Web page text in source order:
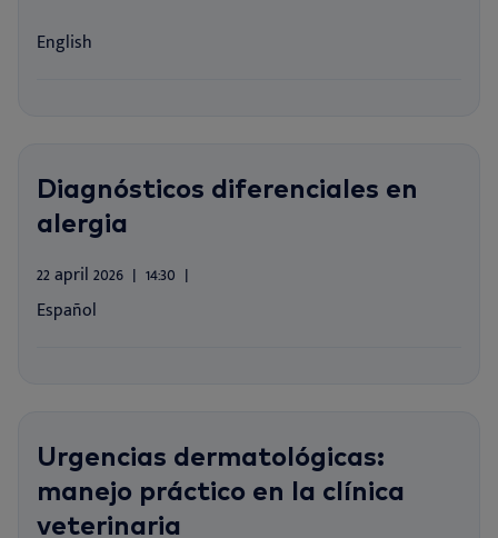
English
Diagnósticos diferenciales en
alergia
22 april 2026
14:30
Español
Urgencias dermatológicas:
manejo práctico en la clínica
veterinaria